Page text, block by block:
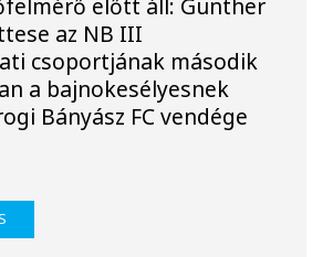
előtt áll: Gunther
az NB III
csoportjának második
a bajnokesélyesnek
Bányász FC vendége